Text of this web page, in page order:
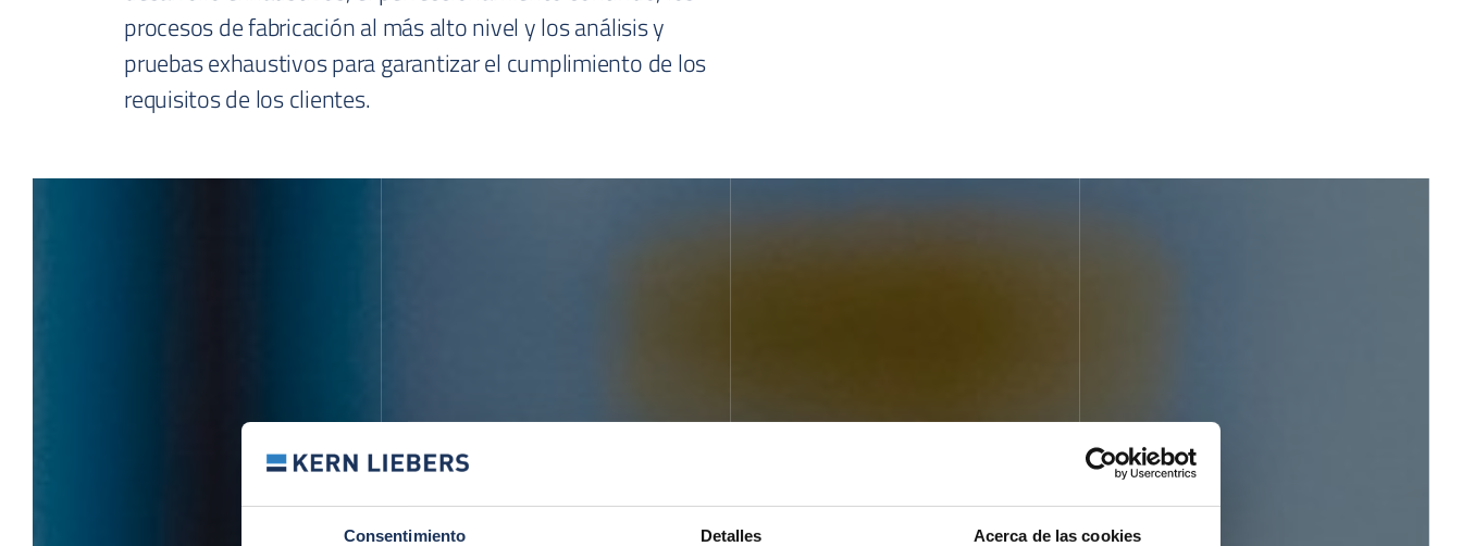
Consentimiento Detalles Acerca de las cookies
procesos de fabricación al más alto nivel y los análisis y
pruebas exhaustivos para garantizar el cumplimiento de los
requisitos de los clientes.